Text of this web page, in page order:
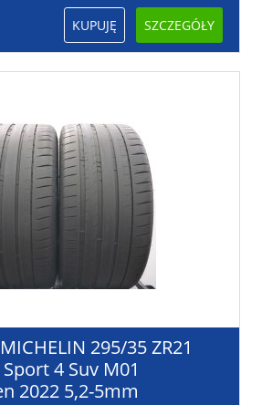
KUPUJĘ SZCZEGÓŁY
295/35 ZR21
4 Suv M01
2022 5,2-5mm